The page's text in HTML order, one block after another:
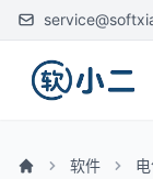
软件